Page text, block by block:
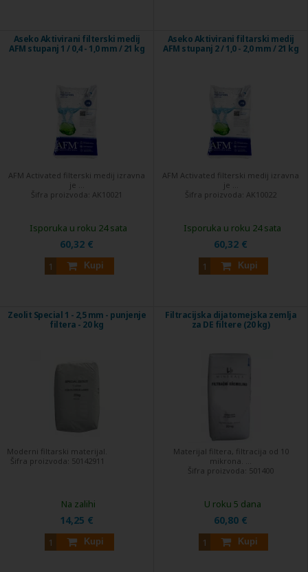
Aseko Aktivirani filterski medij
AFM stupanj 1 / 0,4 - 1,0 mm / 21 kg
AFM Activated filterski medij izravna
je ...
Šifra proizvoda: AK10021
60,32 €
Kupi
Isporuka u roku 24 sata
Aseko Aktivirani filtarski medij
AFM stupanj 2 / 1,0 - 2,0 mm / 21 kg
AFM Activated filterski medij izravna
je ...
Šifra proizvoda: AK10022
60,32 €
Kupi
Isporuka u roku 24 sata
Zeolit Special 1 - 2,5 mm - punjenje
filtera - 20 kg
Moderni filtarski materijal.
Šifra proizvoda: 50142911
14,25 €
Kupi
Na zalihi
Filtracijska dijatomejska zemlja
za DE filtere (20 kg)
Materijal filtera, filtracija od 10
mikrona. ...
Šifra proizvoda: 501400
60,80 €
Kupi
U roku 5 dana